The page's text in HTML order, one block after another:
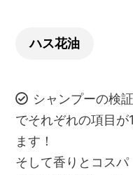
ハス花油
シャンプーの検
でそれぞれの項目
ます！
そして香りとコスパ